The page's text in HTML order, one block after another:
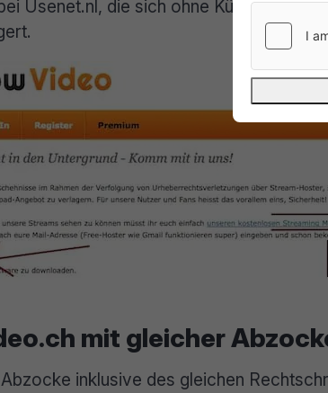
Usenet.nl, die sich ohne Kündigung
mit gleicher
inklusive des gleichen